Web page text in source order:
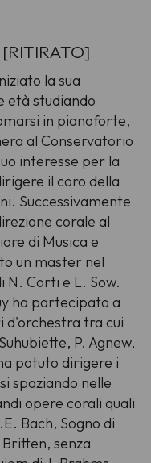
la sua
età studiando
in pianoforte,
al Conservatorio
interesse per la
il coro della
Successivamente
corale al
di Musica e
un master nel
N. Corti e L. Sow.
ha partecipato a
d'orchestra tra cui
P. Agnew,
potuto dirigere i
spaziando nelle
opere corali quali
Bach, Sogno di
senza